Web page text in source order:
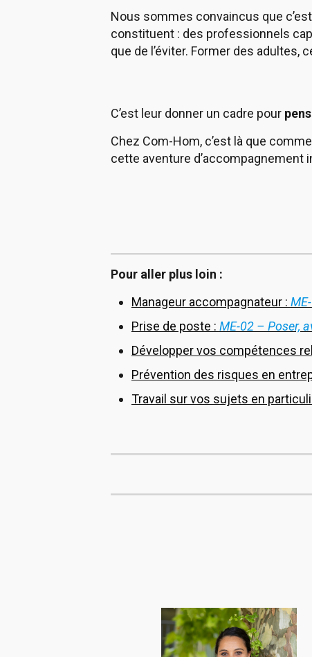
Nous sommes convaincus que
constituent : des professionnels
que de l’éviter. Former des adultes,
C’est leur donner un cadre pour
Chez Com-Hom, c’est là que
cette aventure d’accompagnement
Pour aller plus loin :
Manageur accompagnateur :
Prise de poste : ME-02 – Poser,
Développer vos compétences
Prévention des risques en
Travail sur vos sujets en